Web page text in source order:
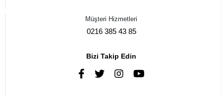
Müşteri Hizmetleri
0216 385 43 85
Bizi Takip Edin